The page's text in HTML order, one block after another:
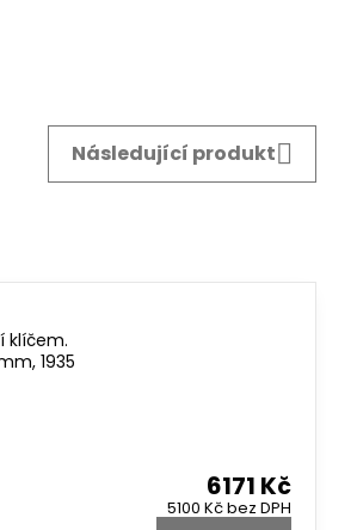
Následující produkt
klíčem.
1935
6171 Kč
5100 Kčbez DPH